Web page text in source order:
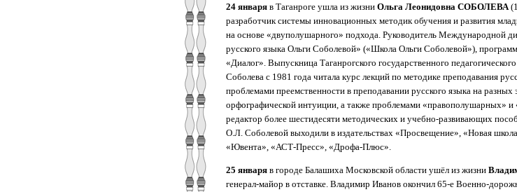
24 января в Таганроге ушла из жизни Ольга Леонидовна СОБОЛЕВА
разработчик системы инновационных методик обучения и развития
на основе «двуполушарного» подхода. Руководитель Международной
русского языка Ольги Соболевой» («Школа Ольги Соболевой»),
«Диалог». Выпускница Таганрогского государственного
Соболева с 1981 года читала курс лекций по методике преподавания
проблемами преемственности в преподавании русского языка на разных
орфографической интуиции, а также проблемами «правополушарных»
редактор более шестидесяти методических и учебно-развивающих
О.Л. Соболевой выходили в издательствах «Просвещение», «Новая
«Ювента», «АСТ-Пресс», «Дрофа-Плюс».
25 января в городе Балашиха Московской области ушёл из жизни
генерал-майор в отставке. Владимир Иванов окончил 65-е Военно-